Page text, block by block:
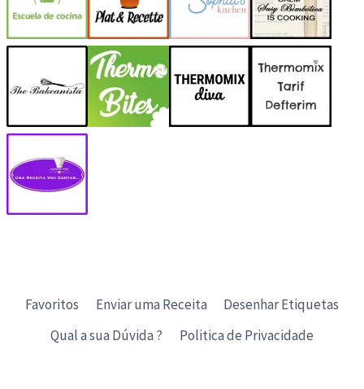
Favoritos Enviar uma Receita
Desenhar Etiquetas
Qual a sua Dúvida ?
Politica de Privacidade